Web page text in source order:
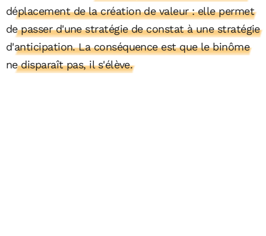
déplacement de la création de valeur : elle permet
de passer d'une stratégie de constat à une stratégie
d'anticipation. La conséquence est que le binôme
ne disparaît pas, il s'élève.